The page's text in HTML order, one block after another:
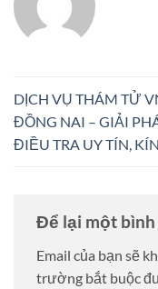
DỊCH VỤ THÁM TỬ
ĐỒNG NAI – GIẢI
ĐIỀU TRA UY TÍN,
Để lại một bình
Email của bạn sẽ
trường bắt buộc